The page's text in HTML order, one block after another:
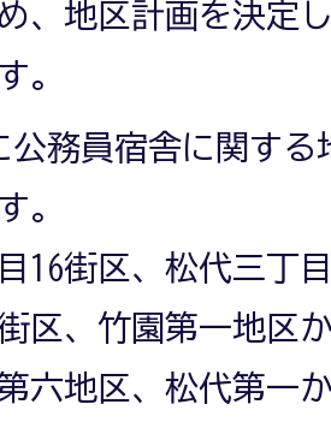
、地区計画を決定
。
公務員宿舎に関する
。
16街区、松代三丁
区、竹園第一地区
六地区、松代第一